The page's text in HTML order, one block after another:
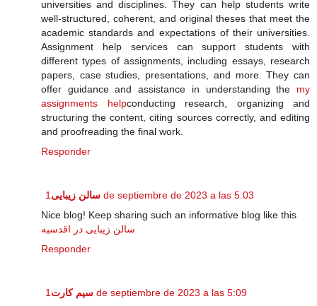
universities and disciplines. They can help students write
well-structured, coherent, and original theses that meet the
academic standards and expectations of their universities.
Assignment help services can support students with
different types of assignments, including essays, research
papers, case studies, presentations, and more. They can
offer guidance and assistance in understanding the my
assignments helpconducting research, organizing and
structuring the content, citing sources correctly, and editing
and proofreading the final work.
Responder
سالن زیبایی 1 de septiembre de 2023 a las 5:03
Nice blog! Keep sharing such an informative blog like this
سالن زیبایی در اقدسیه
Responder
سیم کارت 1 de septiembre de 2023 a las 5:09